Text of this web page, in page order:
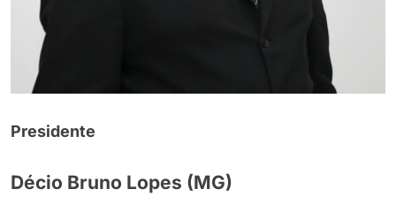
Presidente
Décio Bruno Lopes (MG)